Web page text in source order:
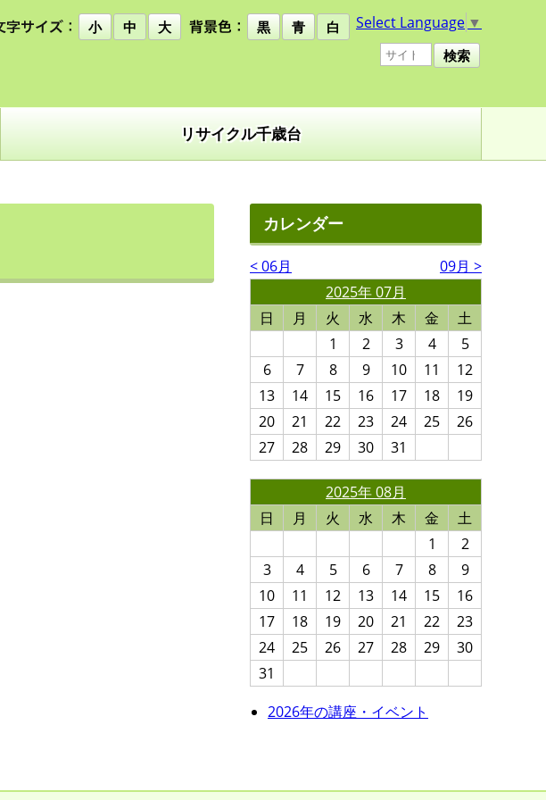
Select Language ▼
黒 青 白
小 中 大
検索
リサイクル千歳台
カレンダー
< 06月
09月 >
2025年 07月
日
月 火 水 木 金
土
1
2 3 4
5
6
7 8 9 10 11
12
13
14 15 16 17 18
19
20
21 22 23 24 25
26
27
28 29 30 31
2025年 08月
日
月 火 水 木 金
土
1
2
3
4 5 6 7 8
9
10
11 12 13 14 15
16
17
18 19 20 21 22
23
24
25 26 27 28 29
30
31
2026年の講座・イベント